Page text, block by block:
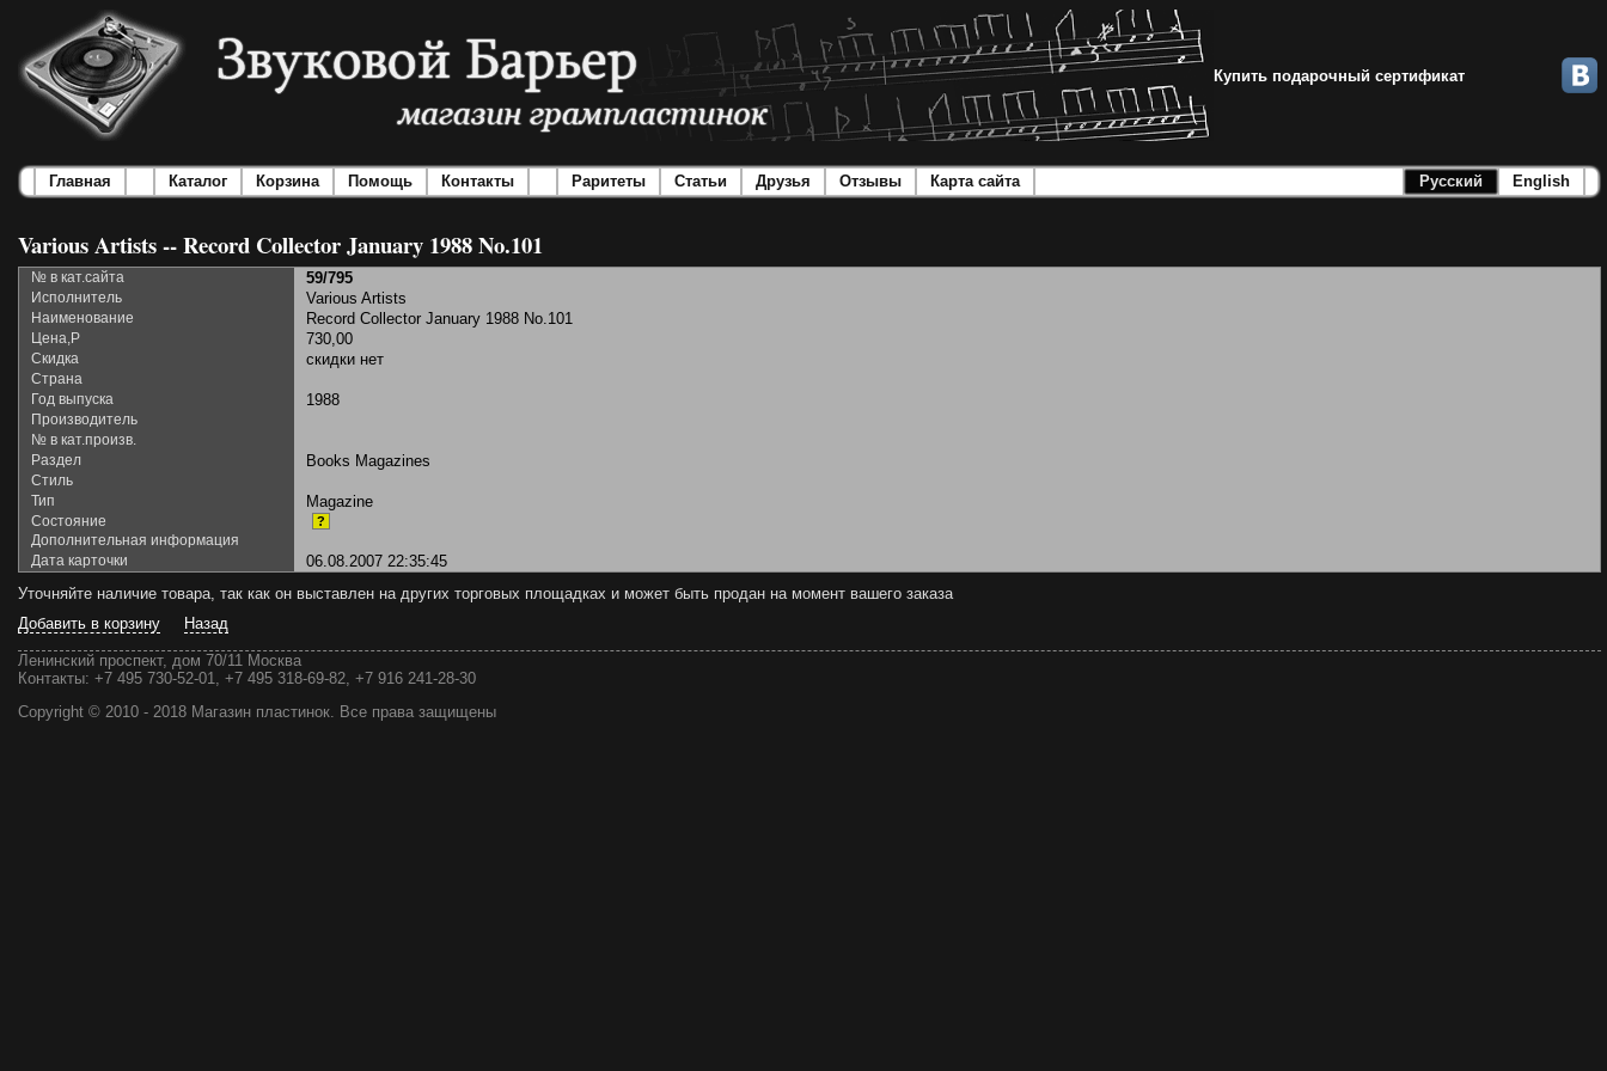
Купить подарочный сертификат
Главная Каталог Корзина Помощь Контакты Раритеты Статьи Друзья Отзывы Карта сайта Русский English
Various Artists -- Record Collector January 1988 No.101
№ в кат.сайта 59/795
Исполнитель Various Artists
Наименование Record Collector January 1988 No.101
Цена,Р 730,00
Скидка скидки нет
Страна
Год выпуска
1988
Производитель
№ в кат.произв.
Раздел
Books Magazines
Стиль
Тип
Magazine
Состояние ?
Дополнительная информация
Дата карточки
06.08.2007 22:35:45
Уточняйте наличие товара, так как он выставлен на других торговых площадках и может быть продан на момент вашего заказа
Добавить в корзину
Назад
Ленинский проспект, дом 70/11 Москва
Контакты: +7 495 730-52-01, +7 495 318-69-82, +7 916 241-28-30
Copyright © 2010 - 2018 Магазин пластинок. Все права защищены